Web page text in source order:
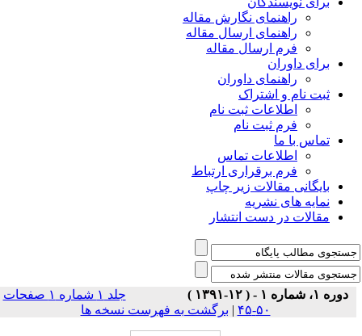
راهنمای نگارش مقاله
راهنمای ارسال مقاله
فرم ارسال مقاله
برای داوران
راهنمای داوران
ثبت نام و اشتراک
اطلاعات ثبت نام
فرم ثبت نام
تماس با ما
اطلاعات تماس
فرم برقراری ارتباط
بایگانی مقالات زیر چاپ
نمایه های نشریه
مقالات در دست انتشار
دوره ۱، شماره ۱ - ( ۱۲-۱۳۹۱ )
جلد ۱ شماره ۱ صفحات
۵۰-۴۵
|برگشت به فهرست نسخه ها